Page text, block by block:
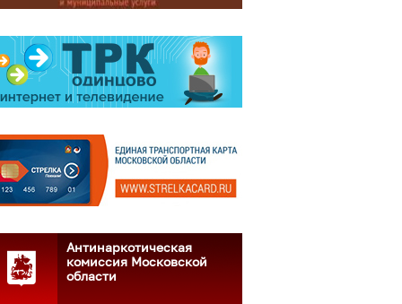
Антинаркотическая
комиссия Московской
области